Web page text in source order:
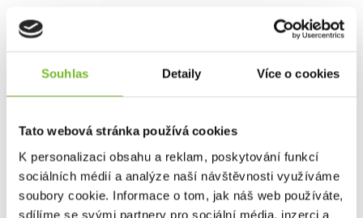
Souhlas Detaily Více o cookies
Tato webová stránka používá cookies
K personalizaci obsahu a reklam, poskytování funkcí
sociálních médií a analýze naší návštěvnosti využíváme
soubory cookie. Informace o tom, jak náš web používáte,
sdílíme se svými partnery pro sociální média, inzerci a
Ape-X Snag Hook 2XX Barbed size 2